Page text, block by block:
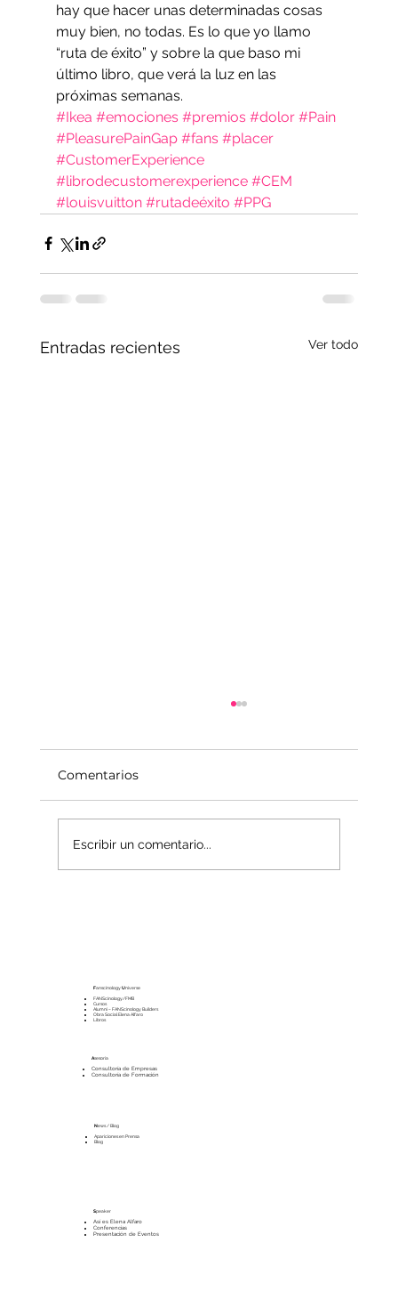
hay que hacer unas determinadas cosas
muy bien, no todas. Es lo que yo llamo
“ruta de éxito” y sobre la que baso mi
último libro, que verá la luz en las
próximas semanas.
#Ikea #emociones #premios #dolor #Pain
#PleasurePainGap #fans #placer
#CustomerExperience
#librodecustomerexperience #CEM
#louisvuitton #rutadeéxito #PPG
Entradas recientes Ver todo
Comentarios
Escribir un comentario...
FanscinologyUniverse
FANScinology/FMB
Cursos
Alumni – FANScinology Builders
Obra Social Elena Alfaro
Libros
Asesoría
Consultoría de Empresas
Consultoría de Formación
News / Blog
Apariciones en Prensa
Blog
Speaker
Así es Elena Alfaro
Conferencias
Presentación de Eventos